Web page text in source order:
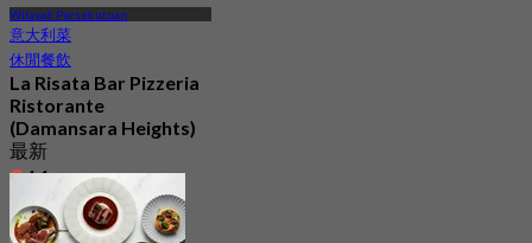
Wilayah Persekutuan
意大利菜
休閒餐飲
La Risata Bar Pizzeria
Ristorante
(Damansara Heights)
最新
4.1
RM 56.66